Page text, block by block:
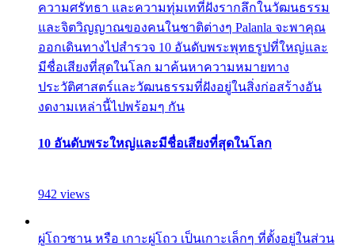
ความศรัทธา และความทุ่มเทที่ฝังรากลึกในวัฒนธรรม
และจิตวิญญาณของคนในชาติต่างๆ Palanla จะพาคุณ
ออกเดินทางไปสำรวจ 10 อันดับพระพุทธรูปที่ใหญ่และ
มีชื่อเสียงที่สุดในโลก มาค้นหาความหมายทาง
ประวัติศาสตร์และวัฒนธรรมที่ฝังอยู่ในสิ่งก่อสร้างอัน
งดงามเหล่านี้ไปพร้อมๆ กัน
10 อันดับพระใหญ่และมีชื่อเสียงที่สุดในโลก
942 views
ผู่โถวซาน หรือ เกาะผู่โถว เป็นเกาะเล็กๆ ที่ตั้งอยู่ในส่วน